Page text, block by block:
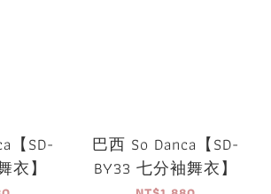
【SD-
衣】
巴西 So Danca【SD-
BY33 七分袖舞衣】